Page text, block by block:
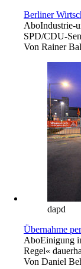
Berliner
AboIndustrie-
SPD/CDU-
Von Rainer
dapd
Übernahme
AboEinigung
Regel«
Von Daniel